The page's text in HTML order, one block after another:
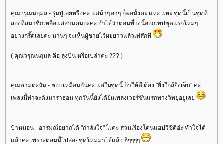
คุณวรุณนฤมล - รุ่นปู่เลยหรือคะ แค่น้าๆ อาๆ ก็พอมั้งคะ แหะ แหะ ชุดนี้เป็นชุดที่
สองที่สมาชิกเหลือแค่สามคนอ่ะค่ะ จำได้ว่าตอนที่วงนี้ออกเทปชุดแรกใหม่ๆ
อย่างกรี๊ดเลยค่ะ นานๆ จะเห็นผู้ชายไว้ผมยาวแล้วเท่สักที
( คุณวรุณนฤมล คือ ลุงปัน หรือเปล่าคะ ??? )
คุณตามตะวัน - ชอบเหมือนกันค่ะ แต่ในชุดนี้ ถ้าให้ดี ต้อง "ยิ่งใกล้ยิ่งเจ็บ" ค่ะ
เพลงนี้ท่าจะดังมาราธอน ทุกวันนี้ยังได้ยินเพลงเวอร์ชั่นแรกทางวิทยุอยู่เล
ป้าหนอน - อารมณ์อยากได้ "กำลังใจ" ไงคะ ส่วนเรื่องโดนแฮปวีซีดีอ่ะ ทำใจได้
ล้วค่ะ เพราะตอนนี้ไปสอยชุดใหม่มาได้แล้ว ฮี่ๆๆๆๆ